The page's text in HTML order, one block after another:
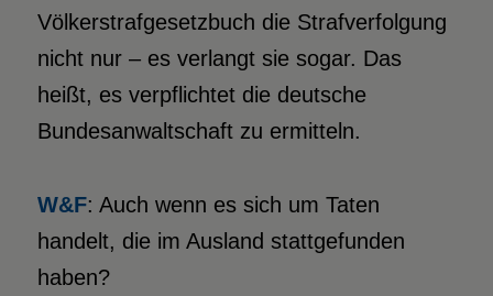
Völkerstrafgesetzbuch die Strafverfolgung
nicht nur – es verlangt sie sogar. Das
heißt, es verpflichtet die deutsche
Bundesanwaltschaft zu ermitteln.
W&F: Auch wenn es sich um Taten
handelt, die im Ausland stattgefunden
haben?